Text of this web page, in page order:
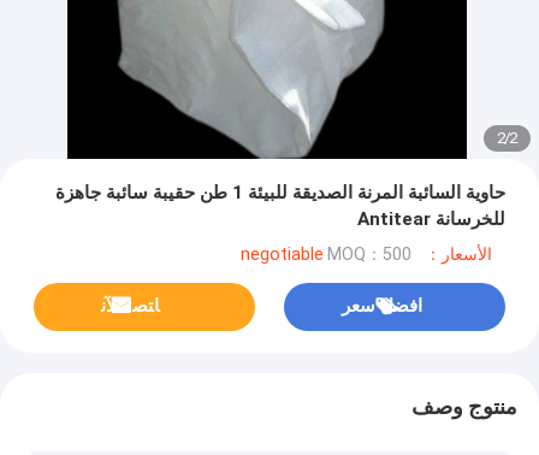
2
/
2
حاوية السائبة المرنة الصديقة للبيئة 1 طن حقيبة سائبة جاهزة
للخرسانة Antitear
الأسعار：negotiable MOQ：500
افضل سعر ﺎﺘﺼﻟ ﺍﻶﻧ
منتوج وصف